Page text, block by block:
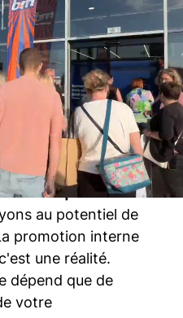
de nous
:
rapidement
au potentiel de
promotion interne
une réalité.
dépend que de
votre